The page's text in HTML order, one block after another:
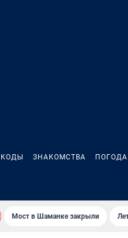
ЗНАКОМСТВА ПОГОДА
Мост в Шаманке закрыли